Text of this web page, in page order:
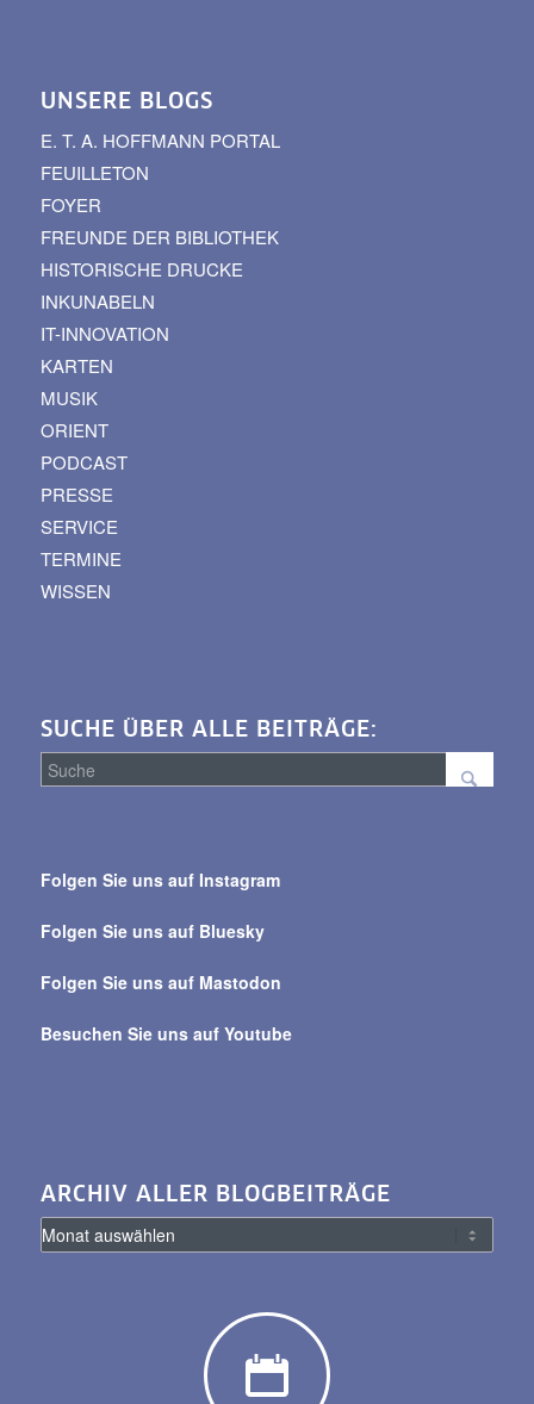
UNSERE BLOGS
E. T. A. HOFFMANN PORTAL
FEUILLETON
FOYER
FREUNDE DER BIBLIOTHEK
HISTORISCHE DRUCKE
INKUNABELN
IT-INNOVATION
KARTEN
MUSIK
ORIENT
PODCAST
PRESSE
SERVICE
TERMINE
WISSEN
SUCHE ÜBER ALLE BEITRÄGE:
alle
Folgen Sie uns auf Instagram
Folgen Sie uns auf Bluesky
Folgen Sie uns auf Mastodon
Besuchen Sie uns auf Youtube
ARCHIV ALLER BLOGBEITRÄGE